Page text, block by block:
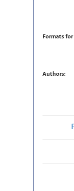
Formats
Authors: